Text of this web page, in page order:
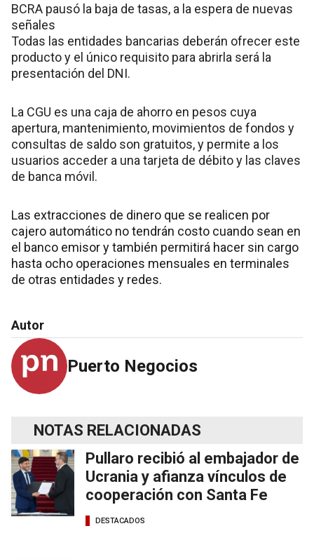
BCRA pausó la baja de tasas, a la espera de nuevas
señales
Todas las entidades bancarias deberán ofrecer este
producto y el único requisito para abrirla será la
presentación del DNI.
La CGU es una caja de ahorro en pesos cuya
apertura, mantenimiento, movimientos de fondos y
consultas de saldo son gratuitos, y permite a los
usuarios acceder a una tarjeta de débito y las claves
de banca móvil.
Las extracciones de dinero que se realicen por
cajero automático no tendrán costo cuando sean en
el banco emisor y también permitirá hacer sin cargo
hasta ocho operaciones mensuales en terminales
de otras entidades y redes.
Autor
Puerto Negocios
NOTAS RELACIONADAS
Pullaro recibió al embajador de
Ucrania y afianza vínculos de
cooperación con Santa Fe
DESTACADOS